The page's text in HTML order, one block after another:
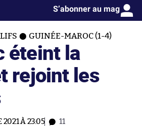
S’abonner au mag
GUINÉE-MAROC (1-4)
éteint la
rejoint les
2021 À 23:05 11